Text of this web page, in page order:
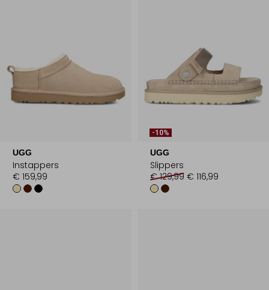
UGG
Instappers
€ 159,99
-10%
UGG
Slippers
€ 129,99 € 116,99